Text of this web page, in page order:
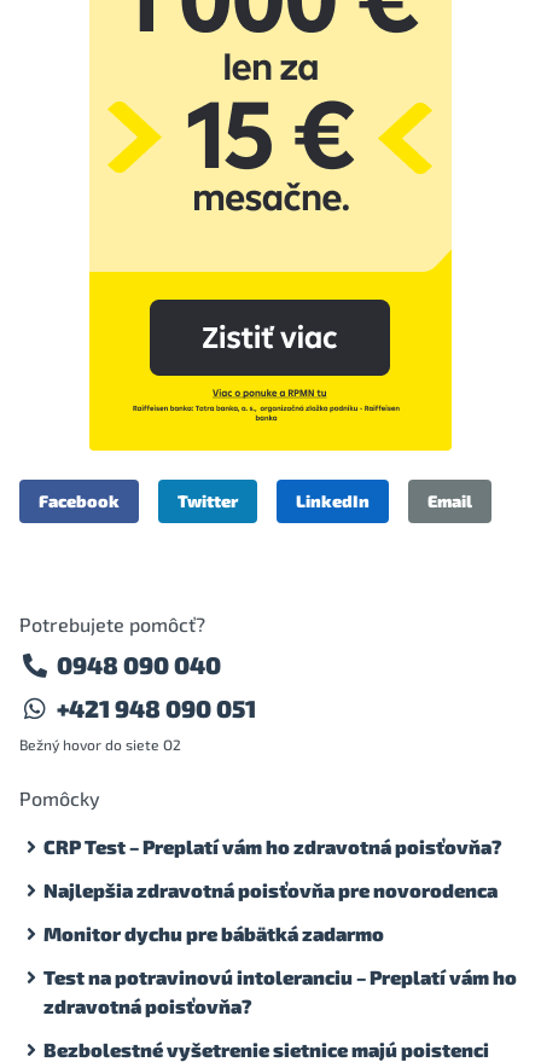
Facebook Twitter LinkedIn Email
Potrebujete pomôcť?
0948 090 040
+421 948 090 051
Bežný hovor do siete O2
Pomôcky
CRP Test – Preplatí vám ho zdravotná poisťovňa?
Najlepšia zdravotná poisťovňa pre novorodenca
Monitor dychu pre bábätká zadarmo
Test na potravinovú intoleranciu – Preplatí vám ho
zdravotná poisťovňa?
Bezbolestné vyšetrenie sietnice majú poistenci